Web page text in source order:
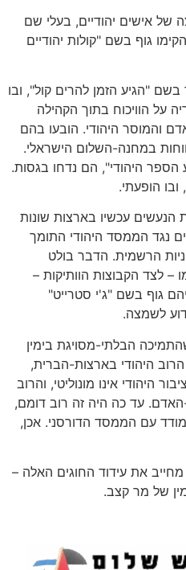
של אישים יהודיים, בעלי שם
גוף בשם "קולות יהודיים
"הגיע הזמן להרים קול", ובו
הוויכוח בתוך הקהילה
והמוסר היהודי. הובעו בהם
במחנה-השלום הישראלי.
היהודי", הם נדחו בגסות.
הופעתי.
הנעשים עכשיו בארצות שונות
נגד הממסד היהודי התומך
הרשמית. הדבר בולט
לצד הקבוצות הוותיקות –
גוף בשם "ג'י סטרייט"
לשמצה.
הבלתי-מסויגת בימין
היהודי בארצות-הברית,
היהודי אינו מונוליטי, והרוב
האדם. עד כה היה זה רוב דומם,
עם הממסד הדורסני. אכן,
את עידוד החוגים האלה –
של מר קצב.